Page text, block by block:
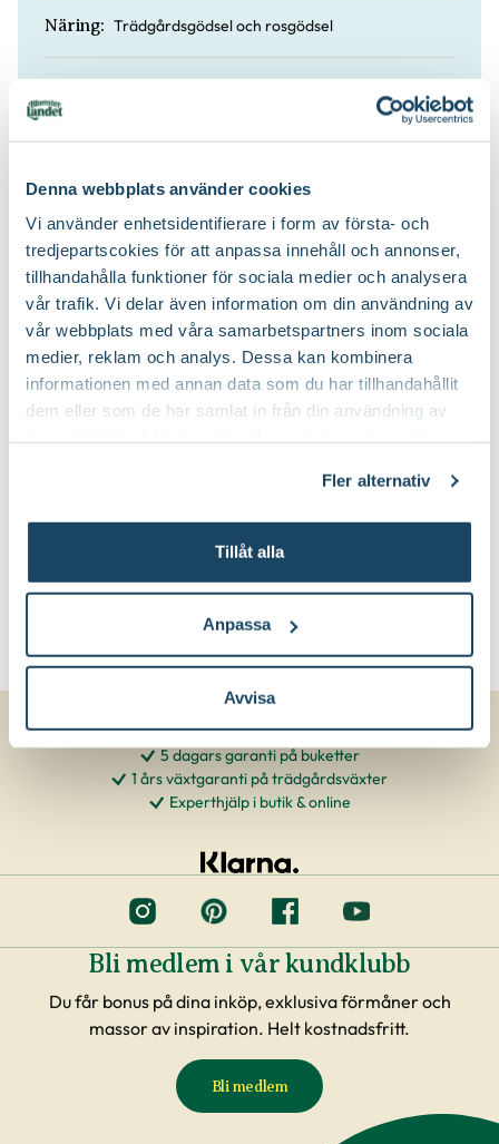
Denna webbplats använder cookies
Vi använder enhetsidentifierare i form av första- och
tredjepartscokies för att anpassa innehåll och annonser,
tillhandahålla funktioner för sociala medier och analysera
vår trafik. Vi delar även information om din användning av
vår webbplats med våra samarbetspartners inom sociala
medier, reklam och analys. Dessa kan kombinera
informationen med annan data som du har tillhandahållit
dem eller som de har samlat in från din användning av
Fler alternativ
Tillåt alla
Anpassa
Avvisa
Näring: Trädgårdsgödsel och rosgödsel
Doft: Ja
Vintergrön: Nej
Jordprodukter: Planteringsjord
Växtsätt: Brett och yvigt
5 dagars garanti på buketter
1 års växtgaranti på trädgårdsväxter
Experthjälp i butik & online
Bli medlem i vår kundklubb
Du får bonus på dina inköp, exklusiva förmåner och
massor av inspiration. Helt kostnadsfritt.
Bli medlem